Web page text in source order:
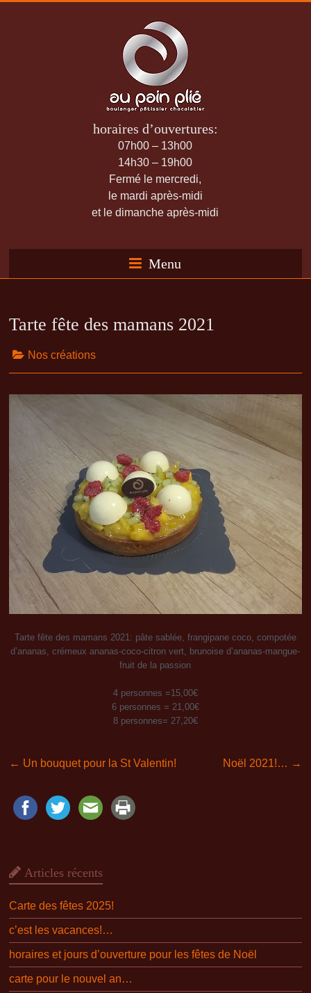
horaires d’ouvertures:
07h00 – 13h00
14h30 – 19h00
Fermé le mercredi,
le mardi après-midi
et le dimanche après-midi
Menu
Tarte fête des mamans 2021
Nos créations
Tarte fête des mamans 2021: pâte sablée, frangipane coco, compotée
d’ananas, crémeux ananas-coco-citron vert, brunoise d’ananas-mangue-
fruit de la passion
4 personnes =15,00€
6 personnes = 21,00€
8 personnes= 27,20€
← Un bouquet pour la St Valentin! Noël 2021!… →
Articles récents
Carte des fêtes 2025!
c’est les vacances!…
horaires et jours d’ouverture pour les fêtes de Noël
carte pour le nouvel an…